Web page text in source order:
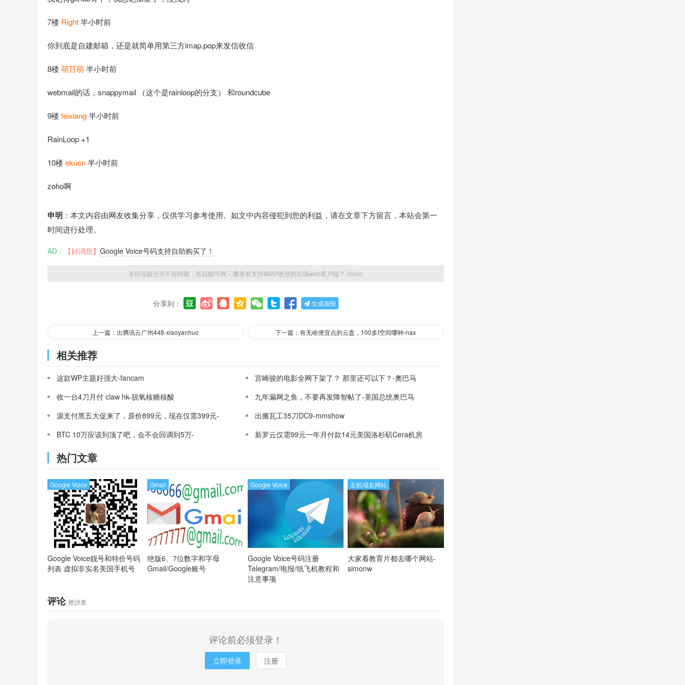
7楼 Right半小时前
你到底是自建邮箱，还是就简单用第三方imap.pop来发信收信
8楼 萌䒤萌半小时前
webmail的话，snappymail （这个是rainloop的分支） 和roundcube
9楼 feixiang半小时前
RainLoop +1
10楼 ekucn半小时前
zoho啊
申明 ：本文内容由网友收集分享，仅供学习参考使用。如文中内容侵犯到您的利益，请在文章下方留言，本站会第一
时间进行处理。
AD： 【好消息】 Google Voice号码支持自助购买了！
未经谷姐允许不得转载： 谷姐靓号网 » 哪里有支持IMAP收信的在线web客户端？-clicoc
分享到： 生成海报
上一篇：出腾讯云广州448-xiaoyanhuo 下一篇：有无啥便宜点的云盘，100多t空间哪种-nax
相关推荐
这款WP主题好强大-fancam
宫崎骏的电影全网下架了？ 那里还可以下？-奧巴马
收一台4刀月付 claw hk-脱氧核糖核酸
九年漏网之鱼，不要再发降智帖了-美国总统奥巴马
源支付黑五大促来了，原价899元，现在仅需399元-
出搬瓦工35刀DC9-mmshow
BTC 10万应该到顶了吧，会不会回调到5万-
新罗云仅需99元一年月付款14元美国洛杉矶Cera机房
热门文章
Google Voice靓号和特价号码
列表 虚拟非实名美国手机号
Google Voice
绝版6、7位数字和字母
Gmail/Google账号
Gmail
Google Voice号码注册
Telegram/电报/纸飞机教程和
注意事项
Google Voice
大家看教育片都去哪个网站-
simonw
主机域名网站
评论 抢沙发
评论前必须登录！
立即登录 注册